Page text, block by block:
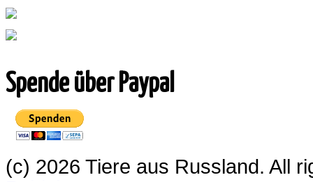
Spende über Paypal
(c) 2026 Tiere aus Russland. All